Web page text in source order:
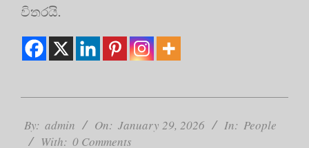
විතරයි.
01-
29
By: admin On: January 29, 2026 In: People
With: 0 Comments